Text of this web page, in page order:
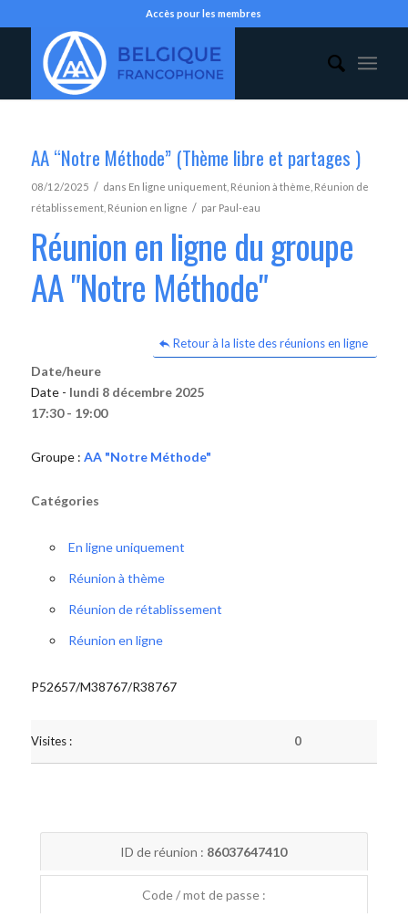
Accès pour les membres
AA “Notre Méthode” (Thème libre et partages )
08/12/2025 / dans En ligne uniquement, Réunion à thème Réunion de
rétablissement, Réunion en ligne / par Paul-eau
Réunion en ligne du groupe
AA "Notre Méthode"
Retour à la liste des réunions en ligne
Date/heure
Date - lundi 8 décembre 2025
17:30 - 19:00
Groupe : AA "Notre Méthode"
Catégories
En ligne uniquement
Réunion à thème
Réunion de rétablissement
Réunion en ligne
P52657/M38767/R38767
Visites : 0
ID de réunion : 86037647410
Code / mot de passe :